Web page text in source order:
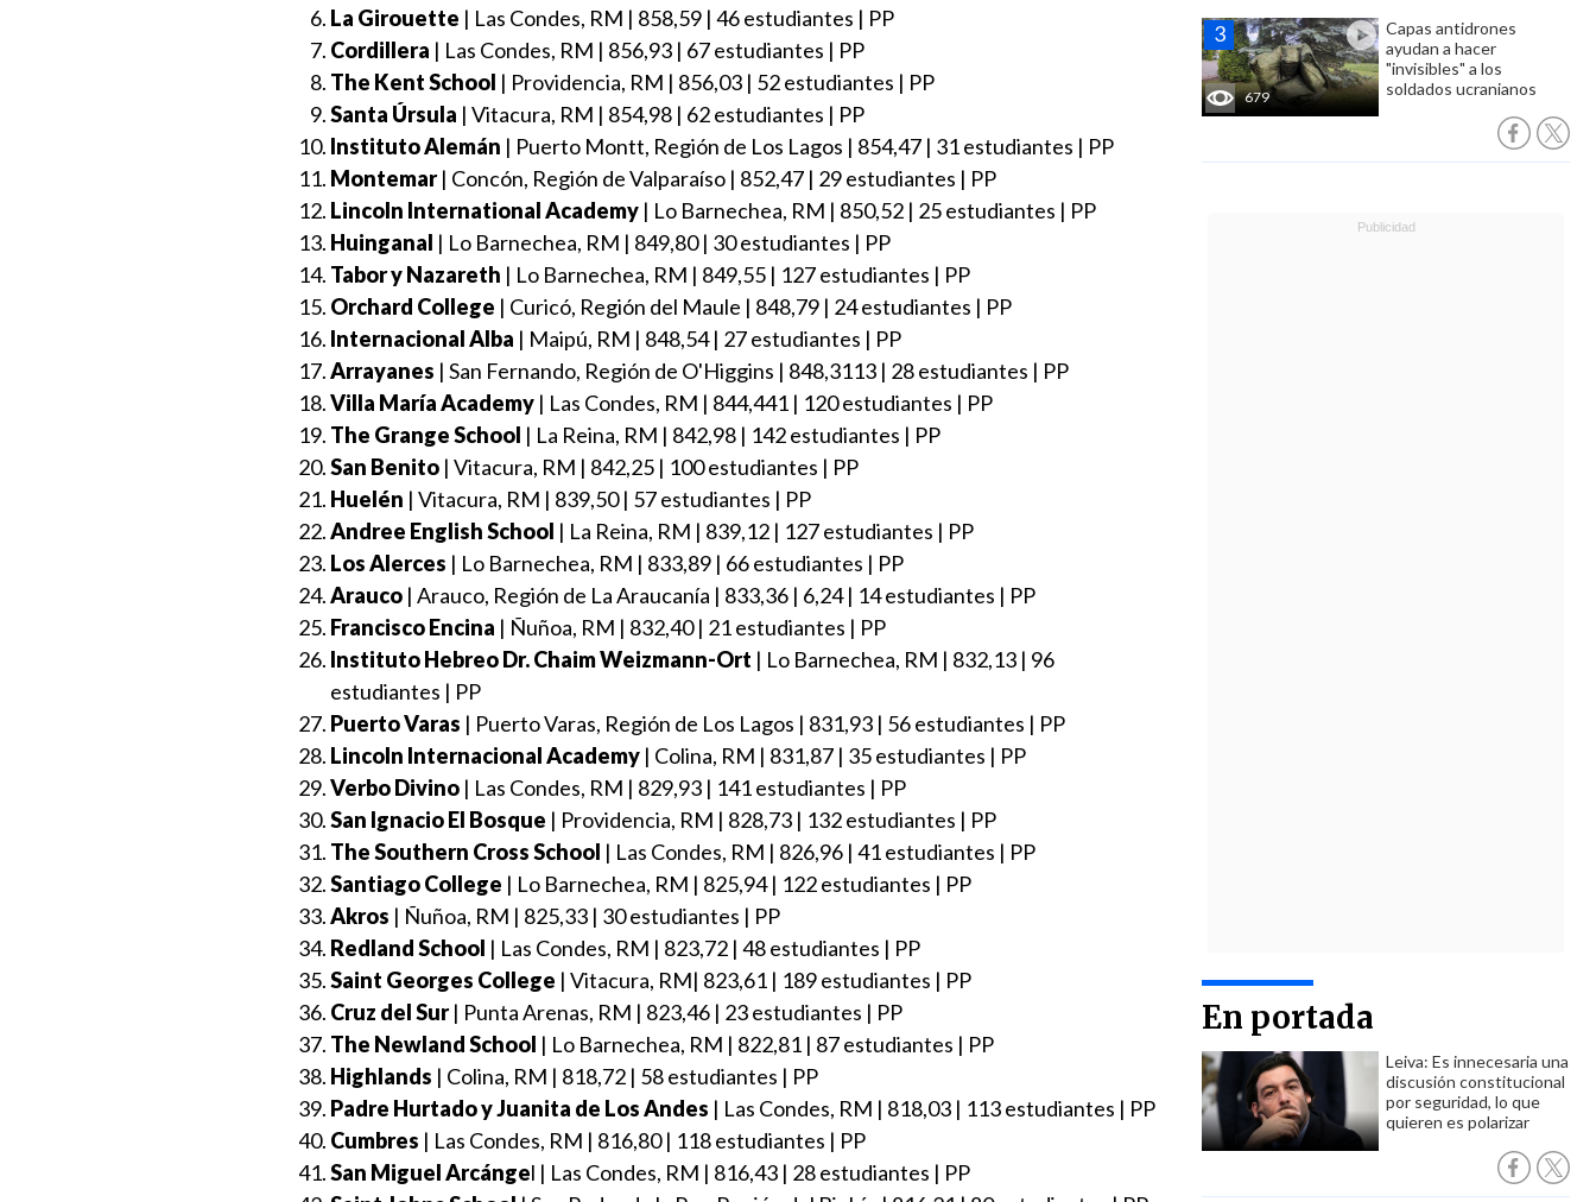
679
Capas antidrones
ayudan a hacer
"invisibles" a los
soldados ucranianos
En portada
Leiva: Es innecesaria una
discusión constitucional
por seguridad, lo que
quieren es polarizar
La Girouette | Las Condes, RM | 858,59 | 46 estudiantes | PP
Cordillera | Las Condes, RM | 856,93 | 67 estudiantes | PP
The Kent School | Providencia, RM | 856,03 | 52 estudiantes | PP
Santa Úrsula | Vitacura, RM | 854,98 | 62 estudiantes | PP
Instituto Alemán | Puerto Montt, Región de Los Lagos | 854,47 | 31 estudiantes | PP
Montemar| Concón, Región de Valparaíso | 852,47 | 29 estudiantes | PP
Lincoln International Academy | Lo Barnechea, RM | 850,52 | 25 estudiantes | PP
Huinganal | Lo Barnechea, RM | 849,80 | 30 estudiantes | PP
Tabor y Nazareth | Lo Barnechea, RM | 849,55 | 127 estudiantes | PP
Orchard College | Curicó, Región del Maule | 848,79 | 24 estudiantes | PP
Internacional Alba | Maipú, RM | 848,54 | 27 estudiantes | PP
Arrayanes | San Fernando, Región de O'Higgins | 848,3113 | 28 estudiantes | PP
Villa María Academy | Las Condes, RM | 844,441 | 120 estudiantes | PP
The Grange School | La Reina, RM | 842,98 | 142 estudiantes | PP
San Benito | Vitacura, RM | 842,25 | 100 estudiantes | PP
Huelén | Vitacura, RM | 839,50 | 57 estudiantes | PP
Andree English School | La Reina, RM | 839,12 | 127 estudiantes | PP
Los Alerces | Lo Barnechea, RM | 833,89 | 66 estudiantes | PP
Arauco | Arauco, Región de La Araucanía | 833,36 | 6,24 | 14 estudiantes | PP
Francisco Encina | Ñuñoa, RM | 832,40 | 21 estudiantes | PP
Instituto Hebreo Dr. Chaim Weizmann-Ort | Lo Barnechea, RM | 832,13 | 96
estudiantes | PP
Puerto Varas | Puerto Varas, Región de Los Lagos | 831,93 | 56 estudiantes | PP
Lincoln Internacional Academy | Colina, RM | 831,87 | 35 estudiantes | PP
Verbo Divino | Las Condes, RM | 829,93 | 141 estudiantes | PP
San Ignacio El Bosque | Providencia, RM | 828,73 | 132 estudiantes | PP
The Southern Cross School | Las Condes, RM | 826,96 | 41 estudiantes | PP
Santiago College | Lo Barnechea, RM | 825,94 | 122 estudiantes | PP
Akros | Ñuñoa, RM | 825,33 | 30 estudiantes | PP
Redland School | Las Condes, RM | 823,72 | 48 estudiantes | PP
Saint Georges College | Vitacura, RM| 823,61 | 189 estudiantes | PP
Cruz del Sur| Punta Arenas, RM | 823,46 | 23 estudiantes | PP
The Newland School | Lo Barnechea, RM | 822,81 | 87 estudiantes | PP
Highlands | Colina, RM | 818,72 | 58 estudiantes | PP
Padre Hurtado y Juanita de Los Andes | Las Condes, RM | 818,03 | 113 estudiantes | PP
Cumbres | Las Condes, RM | 816,80 | 118 estudiantes | PP
San Miguel Arcángel | Las Condes, RM | 816,43 | 28 estudiantes | PP